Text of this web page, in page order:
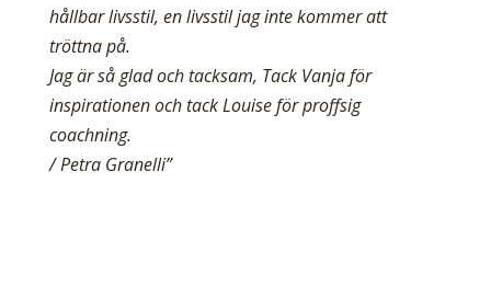
hållbar livsstil, en livsstil jag inte kommer att
tröttna på.
Jag är så glad och tacksam, Tack Vanja för
inspirationen och tack Louise för proffsig
coachning.
/ Petra Granelli”